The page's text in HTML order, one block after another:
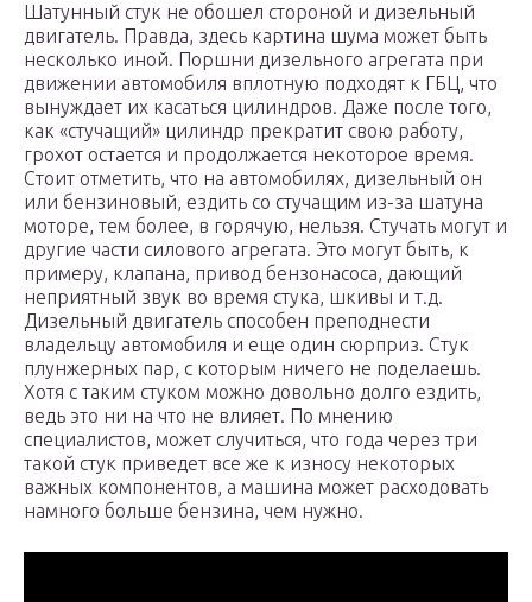
Шатунный стук не обошел стороной и дизельный
двигатель. Правда, здесь картина шума может быть
несколько иной. Поршни дизельного агрегата при
движении автомобиля вплотную подходят к ГБЦ, что
вынуждает их касаться цилиндров. Даже после того,
как «стучащий» цилиндр прекратит свою работу,
грохот остается и продолжается некоторое время.
Стоит отметить, что на автомобилях, дизельный он
или бензиновый, ездить со стучащим из-за шатуна
моторе, тем более, в горячую, нельзя. Стучать могут и
другие части силового агрегата. Это могут быть, к
примеру, клапана, привод бензонасоса, дающий
неприятный звук во время стука, шкивы и т.д.
Дизельный двигатель способен преподнести
владельцу автомобиля и еще один сюрприз. Стук
плунжерных пар, с которым ничего не поделаешь.
Хотя с таким стуком можно довольно долго ездить,
ведь это ни на что не влияет. По мнению
специалистов, может случиться, что года через три
такой стук приведет все же к износу некоторых
важных компонентов, а машина может расходовать
намного больше бензина, чем нужно.